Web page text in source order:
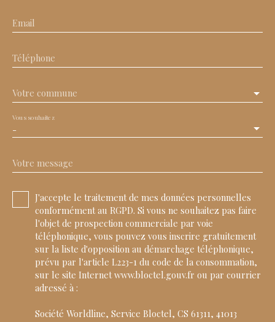
Email
Téléphone
Votre commune
-
Vous souhaitez
Votre message
J'accepte le traitement de mes données personnelles
conformément au RGPD. Si vous ne souhaitez pas faire
l'objet de prospection commerciale par voie
téléphonique, vous pouvez vous inscrire gratuitement
sur la liste d'opposition au démarchage téléphonique,
prévu par l'article L223-1 du code de la consommation,
sur le site Internet www.bloctel.gouv.fr ou par courrier
adressé à :
Société Worldline, Service Bloctel, CS 61311, 41013